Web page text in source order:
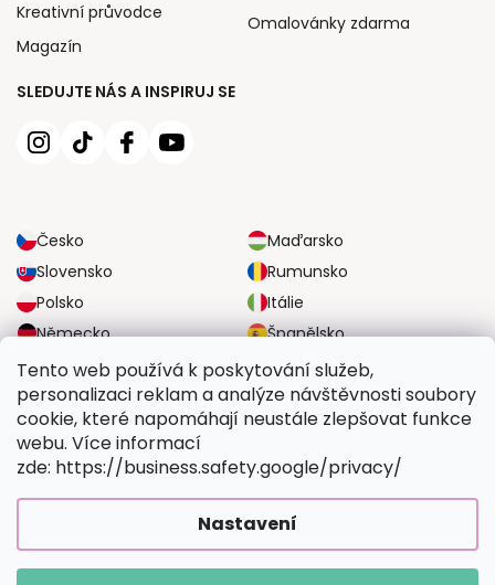
Tento web používá k poskytování služeb,
personalizaci reklam a analýze návštěvnosti soubory
cookie, které napomáhají neustále zlepšovat funkce
webu. Více informací
zde: https://business.safety.google/privacy/
Nastavení
SLEDUJTE NÁS A INSPIRUJ SE
Česko
Maďarsko
Slovensko
Rumunsko
Polsko
Itálie
Německo
Španělsko
Velká Británie
Rakousko
Kreativní průvodce
Magazín
Omalovánky zdarma
SPOLEHLIVÉ MOŽNOSTI DOPRAVY
BEZPEČNÉ MOŽNOSTI PLATBY